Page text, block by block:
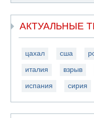
АКТУАЛЬНЫЕ
цахал сша
италия взрыв
испания сирия